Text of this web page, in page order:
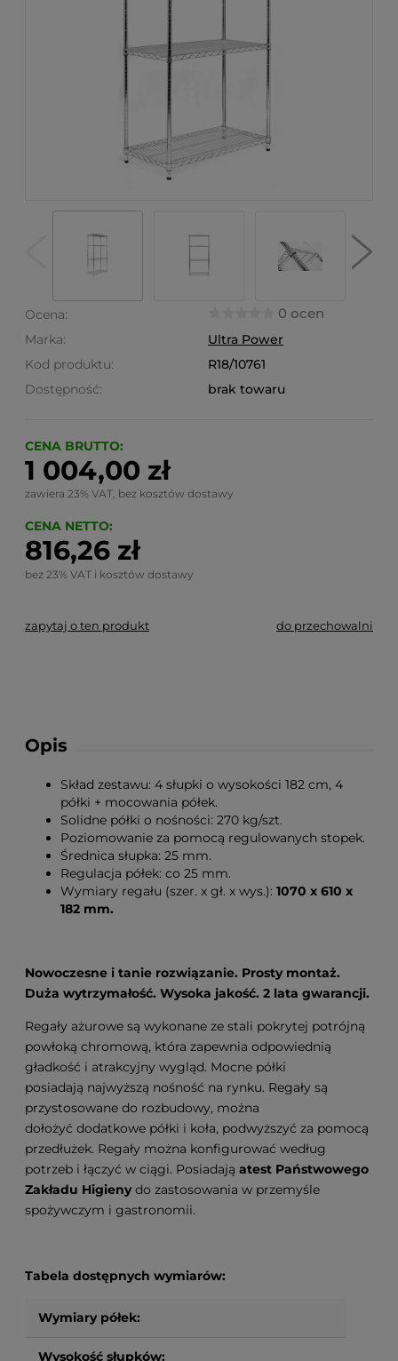
Ocena: 0 ocen
Marka:
Ultra Power
Kod produktu:
R18/10761
Dostępność:
brak towaru
CENA BRUTTO:
1 004,00 zł
zawiera 23% VAT, bez kosztów dostawy
CENA NETTO:
816,26 zł
bez 23% VAT i kosztów dostawy
zapytaj o ten produkt do przechowalni
Opis
Skład zestawu: 4 słupki o wysokości 182 cm, 4
półki + mocowania półek.
Solidne półki o nośności: 270 kg/szt.
Poziomowanie za pomocą regulowanych stopek.
Średnica słupka: 25 mm.
Regulacja półek: co 25 mm.
Wymiary regału (szer. x gł. x wys.): 1070 x 610 x
182 mm.
Nowoczesne i tanie rozwiązanie. Prosty montaż.
Duża wytrzymałość. Wysoka jakość. 2 lata gwarancji.
Regały ażurowe są wykonane ze stali pokrytej potrójną
powłoką chromową, która zapewnia odpowiednią
gładkość i atrakcyjny wygląd. Mocne półki
posiadają najwyższą nośność na rynku. Regały są
przystosowane do rozbudowy, można
dołożyć dodatkowe półki i koła, podwyższyć za pomocą
przedłużek. Regały można konfigurować według
potrzeb i łączyć w ciągi. Posiadają atest Państwowego
Zakładu Higienydo zastosowania w przemyśle
spożywczym i gastronomii.
Tabela dostępnych wymiarów:
Wymiary półek:
Wysokość słupków: